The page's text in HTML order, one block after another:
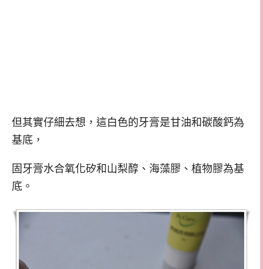
但其實仔細去想，這白色的牙膏是甘油和碳酸鈣為
基底，
固牙膏水合氧化矽和山梨醇、海藻膠、植物膠為基
底。